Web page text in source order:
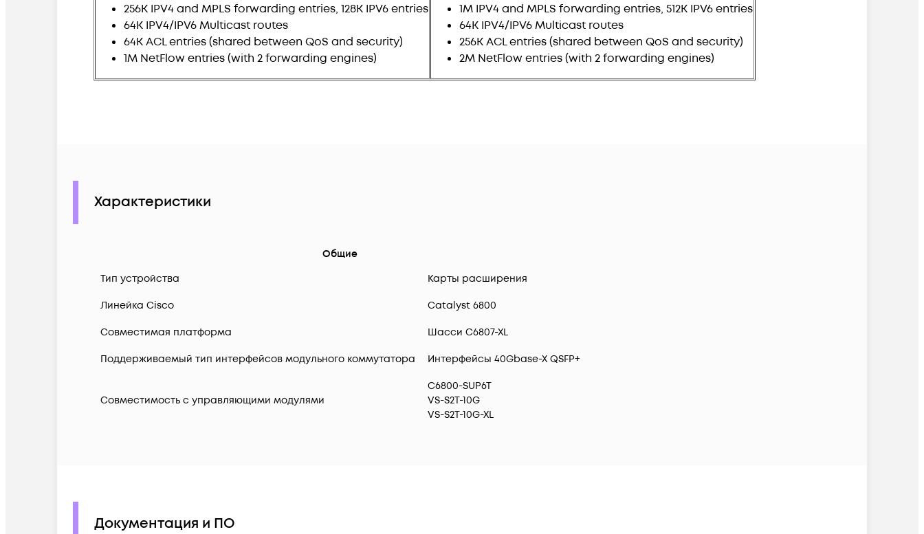
256K IPV4 and MPLS forwarding entries, 128K IPV6 entries
64K IPV4/IPV6 Multicast routes
64K ACL entries (shared between QoS and security)
1M NetFlow entries (with 2 forwarding engines)
1M IPV4 and MPLS forwarding entries, 512K IPV6 entries
64K IPV4/IPV6 Multicast routes
256K ACL entries (shared between QoS and security)
2M NetFlow entries (with 2 forwarding engines)
Характеристики
Общие
Тип устройства
Карты расширения
Линейка Cisco Catalyst 6800
Совместимая платформа Шасси C6807-XL
Поддерживаемый тип интерфейсов модульного коммутатора Интерфейсы 40Gbase-X QSFP+
Совместимость с управляющими модулями
C6800-SUP6T
VS-S2T-10G
VS-S2T-10G-XL
Документация и ПО